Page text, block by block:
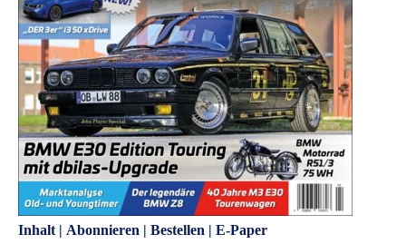
Inhalt | Abonnieren | Bestellen | E-Paper